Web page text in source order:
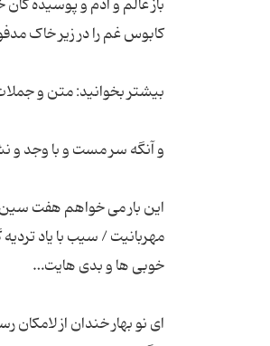
باز عالم و آدم و پوسیده
این بار می خواهم هفت سین
مهربانیت / سیب با یاد
ای نو بهار خندان از